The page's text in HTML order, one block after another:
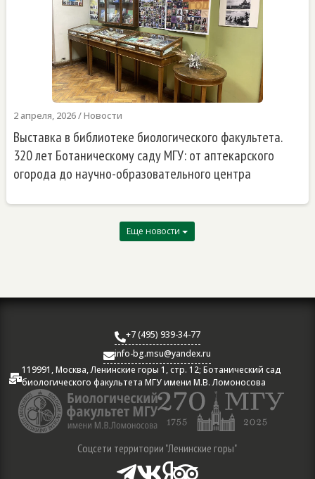
2 апреля, 2026/Новости
Выставка в библиотеке биологического факультета.
320 лет Ботаническому саду МГУ: от аптекарского
огорода до научно-образовательного центра
Еще новости
+7 (495) 939-34-77
info-bg.msu@yandex.ru

119991, Москва, Ленинские горы 1, стр. 12; Ботанический сад
биологического факультета МГУ имени М.В. Ломоносова
Соцсети территории "Ленинские горы"
